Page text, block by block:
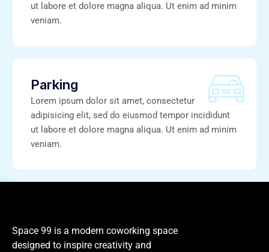
ut labore et dolore magna aliqua. Ut enim ad minim
veniam.
Parking
Lorem ipsum dolor sit amet, consectetur
adipisicing elit, sed do eiusmod tempor incididunt
ut labore et dolore magna aliqua. Ut enim ad minim
veniam.
Space 99 is a modern coworking space
designed to inspire creativity and